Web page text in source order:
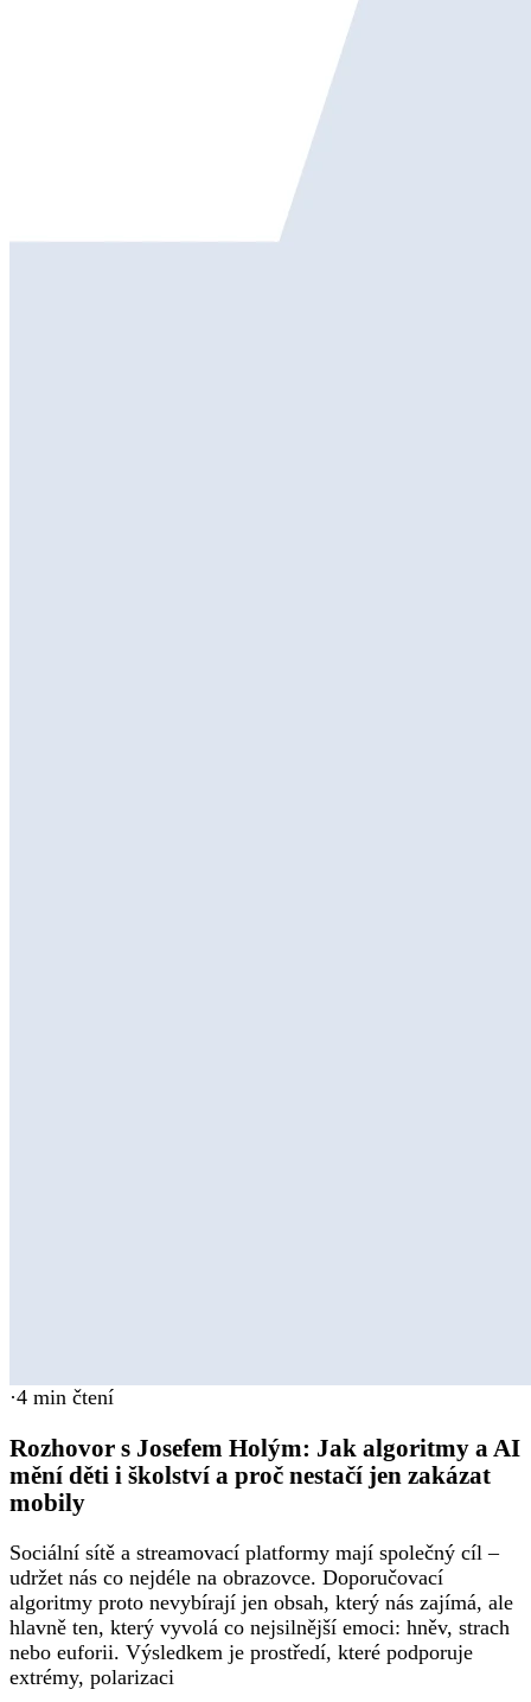
·4 min čtení
Rozhovor s Josefem Holým: Jak algoritmy a AI
mění děti i školství a proč nestačí jen zakázat
mobily
Sociální sítě a streamovací platformy mají společný cíl –
udržet nás co nejdéle na obrazovce. Doporučovací
algoritmy proto nevybírají jen obsah, který nás zajímá, ale
hlavně ten, který vyvolá co nejsilnější emoci: hněv, strach
nebo euforii. Výsledkem je prostředí, které podporuje
extrémy, polarizaci